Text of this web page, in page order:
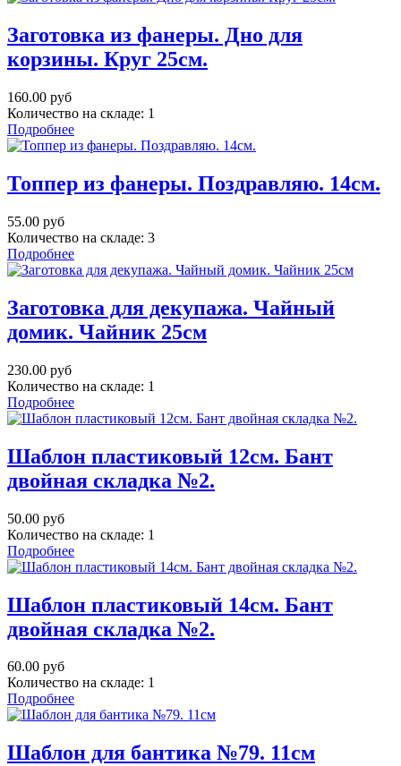
Заготовка из фанеры. Дно для
корзины. Круг 25cм.
160.00 руб
Количество на складе: 1
Подробнее
Топпер из фанеры. Поздравляю. 14см.
55.00 руб
Количество на складе: 3
Подробнее
Заготовка для декупажа. Чайный
домик. Чайник 25см
230.00 руб
Количество на складе: 1
Подробнее
Шаблон пластиковый 12см. Бант
двойная складка №2.
50.00 руб
Количество на складе: 1
Подробнее
Шаблон пластиковый 14см. Бант
двойная складка №2.
60.00 руб
Количество на складе: 1
Подробнее
Шаблон для бантика №79. 11см